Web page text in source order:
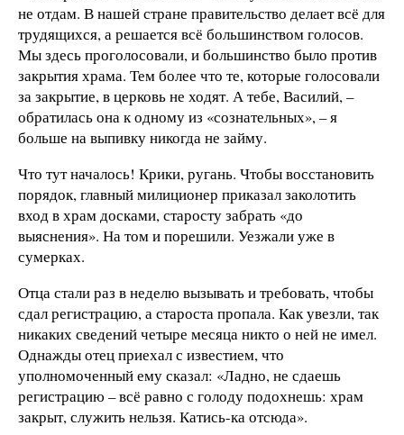
не отдам. В нашей стране правительство делает всё для
трудящихся, а решается всё большинством голосов.
Мы здесь проголосовали, и большинство было против
закрытия храма. Тем более что те, которые голосовали
за закрытие, в церковь не ходят. А тебе, Василий, –
обратилась она к одному из «сознательных», – я
больше на выпивку никогда не займу.
Что тут началось! Крики, ругань. Чтобы восстановить
порядок, главный милиционер приказал заколотить
вход в храм досками, старосту забрать «до
выяснения». На том и порешили. Уезжали уже в
сумерках.
Отца стали раз в неделю вызывать и требовать, чтобы
сдал регистрацию, а староста пропала. Как увезли, так
никаких сведений четыре месяца никто о ней не имел.
Однажды отец приехал с известием, что
уполномоченный ему сказал: «Ладно, не сдаешь
регистрацию – всё равно с голоду подохнешь: храм
закрыт, служить нельзя. Катись-ка отсюда».